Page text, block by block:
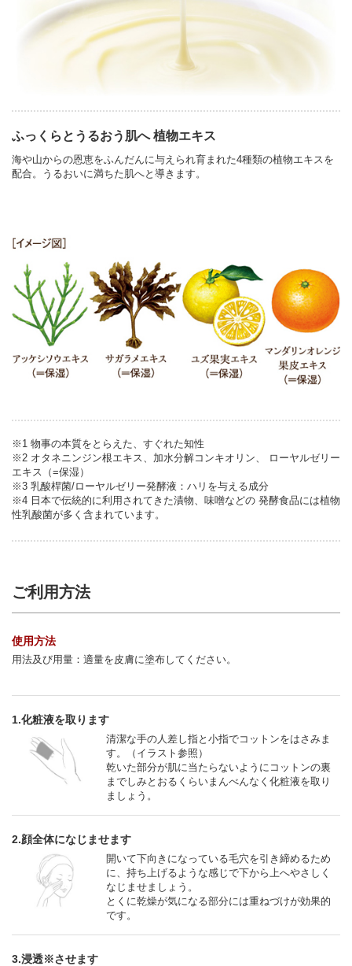
ふっくらとうるおう肌へ 植物エキス
海や山からの恩恵をふんだんに与えられ育まれた4種類の植物エキスを
配合。うるおいに満ちた肌へと導きます。
※1 物事の本質をとらえた、すぐれた知性
※2 オタネニンジン根エキス、加水分解コンキオリン、 ローヤルゼリー
エキス（=保湿）
※3 乳酸桿菌/ローヤルゼリー発酵液：ハリを与える成分
※4 日本で伝統的に利用されてきた漬物、味噌などの 発酵食品には植物
性乳酸菌が多く含まれています。
ご利用方法
使用方法
用法及び用量：適量を皮膚に塗布してください。
1.化粧液を取ります
清潔な手の人差し指と小指でコットンをはさみま
す。（イラスト参照）
乾いた部分が肌に当たらないようにコットンの裏
までしみとおるくらいまんべんなく化粧液を取り
ましょう。
2.顔全体になじませます
開いて下向きになっている毛穴を引き締めるため
に、持ち上げるような感じで下から上へやさしく
なじませましょう。
とくに乾燥が気になる部分には重ねづけが効果的
です。
3.浸透※させます